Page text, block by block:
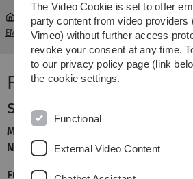
EMU ... 2013 Farblichtmusik und die
Farblichtmusik und
synästhetische Bühne
Montag, 06. Mai 2013, 18:30 Uhr
N 24 / Hörsaal 13, Universität, Oberer
Frau Christine Söffing
The Video Cookie is set to offer
party content from video providers
Vimeo) without further access
revoke your consent at any time.
to our privacy policy page (link
the cookie settings.
Functional
External Video Content